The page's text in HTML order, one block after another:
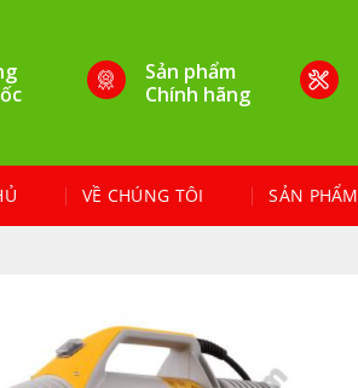
Sản phẩm
Chính hãng
VỀ CHÚNG TÔI SẢN PHẨM